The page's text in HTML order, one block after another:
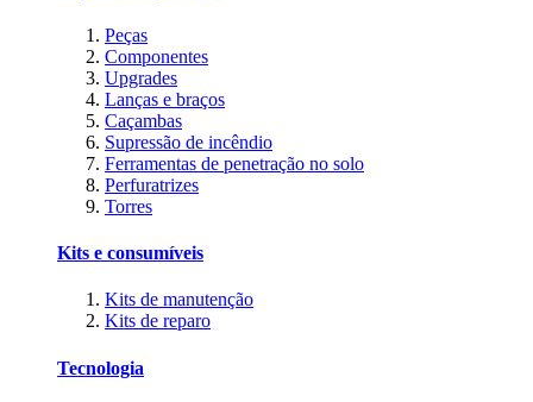
Peças
Componentes
Upgrades
Lanças e braços
Caçambas
Supressão de incêndio
Ferramentas de penetração no solo
Perfuratrizes
Torres
Kits e consumíveis
Kits de manutenção
Kits de reparo
Tecnologia